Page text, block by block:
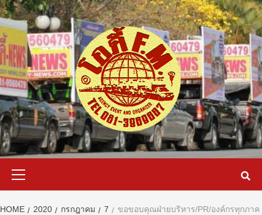
Skip
to
content
HOME 2020 กรกฎาคม 7
ขอขอบคุณฝ่ายบริหาร/PR/องค์กรทุกภาค